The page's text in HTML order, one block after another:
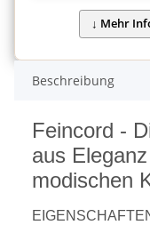
Beschreibung
Feincord -
aus
modischen